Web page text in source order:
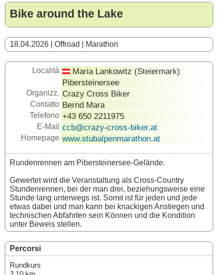
Bike around the Lake
18.04.2026 | Offroad | Marathon
Località
Maria Lankowitz (Steiermark)
Pibersteinersee
Organizz. Crazy Cross Biker
Contatto Bernd Mara
Telefono +43 650 2211975
E-Mail ccb@crazy-cross-biker.at
Homepage www.stubalpenmarathon.at
Rundenrennen am Pibersteinersee-Gelände.
Gewertet wird die Veranstaltung als Cross-Country
Stundenrennen, bei der man drei, beziehungsweise eine
Stunde lang unterwegs ist. Somit ist für jeden und jede
etwas dabei und man kann bei knackigen Anstiegen und
technischen Abfahrten sein Können und die Kondition
unter Beweis stellen.
Percorsi
Rundkurs